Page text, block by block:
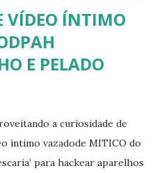
VÍDEO ÍNTIMO
E PELADO
a curiosidade de
íntimo vazadode MITICO do
para hackear aparelhos